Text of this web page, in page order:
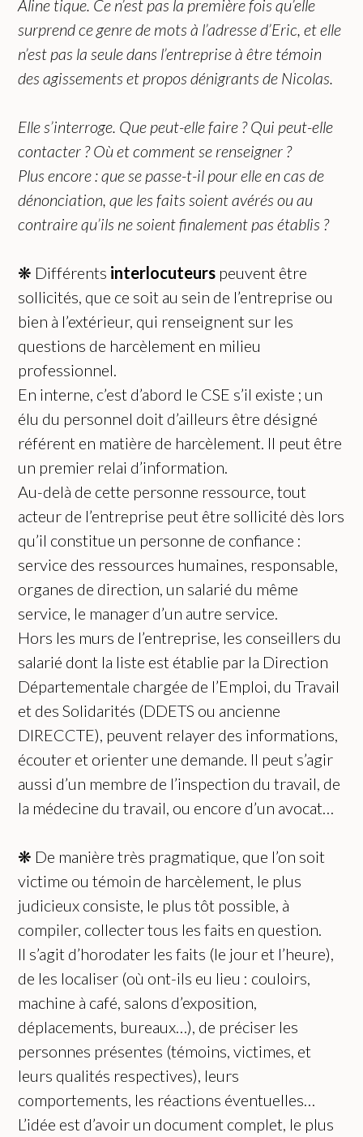
Aline tique. Ce n’est pas la première fois qu’elle
surprend ce genre de mots à l’adresse d’Eric, et elle
n’est pas la seule dans l’entreprise à être témoin
des agissements et propos dénigrants de Nicolas.
Elle s’interroge. Que peut-elle faire ? Qui peut-elle
contacter ? Où et comment se renseigner ?
Plus encore : que se passe-t-il pour elle en cas de
dénonciation, que les faits soient avérés ou au
contraire qu’ils ne soient finalement pas établis ?
❋ Différents interlocuteurs peuvent être
sollicités, que ce soit au sein de l’entreprise ou
bien à l’extérieur, qui renseignent sur les
questions de harcèlement en milieu
professionnel.
En interne, c’est d’abord le CSE s’il existe ; un
élu du personnel doit d’ailleurs être désigné
référent en matière de harcèlement. Il peut être
un premier relai d’information.
Au-delà de cette personne ressource, tout
acteur de l’entreprise peut être sollicité dès lors
qu’il constitue un personne de confiance :
service des ressources humaines, responsable,
organes de direction, un salarié du même
service, le manager d’un autre service.
Hors les murs de l’entreprise, les conseillers du
salarié dont la liste est établie par la Direction
Départementale chargée de l’Emploi, du Travail
et des Solidarités (DDETS ou ancienne
DIRECCTE), peuvent relayer des informations,
écouter et orienter une demande. Il peut s’agir
aussi d’un membre de l’inspection du travail, de
la médecine du travail, ou encore d’un avocat…
❋ De manière très pragmatique, que l’on soit
victime ou témoin de harcèlement, le plus
judicieux consiste, le plus tôt possible, à
compiler, collecter tous les faits en question.
Il s’agit d’horodater les faits (le jour et l’heure),
de les localiser (où ont-ils eu lieu : couloirs,
machine à café, salons d’exposition,
déplacements, bureaux…), de préciser les
personnes présentes (témoins, victimes, et
leurs qualités respectives), leurs
comportements, les réactions éventuelles…
L’idée est d’avoir un document complet, le plus